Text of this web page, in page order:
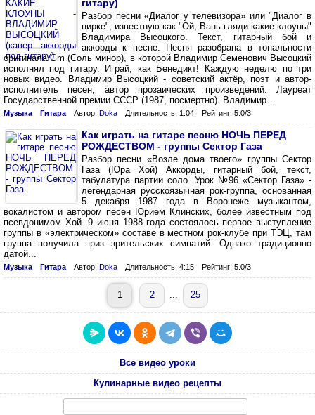
гитару)
Разбор песни «Диалог у телевизора» или "Диалог в
цирке", известную как "Ой, Вань гляди какие клоуны"
Владимира Высоцкого. Текст, гитарный бой и
аккорды к песне. Песня разобрана в тональности
оригинала Gm (Соль минор), в которой Владимир Семенович Высоцкий
исполнял под гитару. Играй, как Бенедикт! Каждую неделю по три
новых видео. Владимир Высоцкий - советский актёр, поэт и автор-
исполнитель песен, автор прозаических произведений. Лауреат
Государственной премии СССР (1987, посмертно). Владимир...
Музыка Гитара Автор: Doka Длительность: 1:04 Рейтинг: 5.0/3
Как играть на гитаре песню НОЧЬ ПЕРЕД
РОЖДЕСТВОМ - группы Сектор Газа
Разбор песни «Возле дома твоего» группы Сектор
Газа (Юра Хой) Аккорды, гитарный бой, текст,
табулатура партии соло. Урок №96 «Сектор Газа» -
легендарная русскоязычная рок-группа, основанная
5 декабря 1987 года в Воронеже музыкантом,
вокалистом и автором песен Юрием Клинских, более известным под
псевдонимом Хой. 9 июня 1988 года состоялось первое выступление
группы в «электрическом» составе в местном рок-клубе при ТЭЦ, там
группа получила приз зрительских симпатий. Однако традиционно
датой...
Музыка Гитара Автор: Doka Длительность: 4:15 Рейтинг: 5.0/3
1 2 ... 25
Все видео уроки
Кулинарные видео рецепты